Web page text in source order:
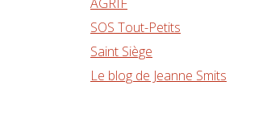
SOS Tout-Petits
Saint Siège
Le blog de Jeanne Smits